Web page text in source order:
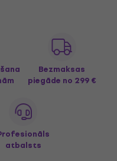
Bezmaksas
piegāde no 299 €
atbalsts